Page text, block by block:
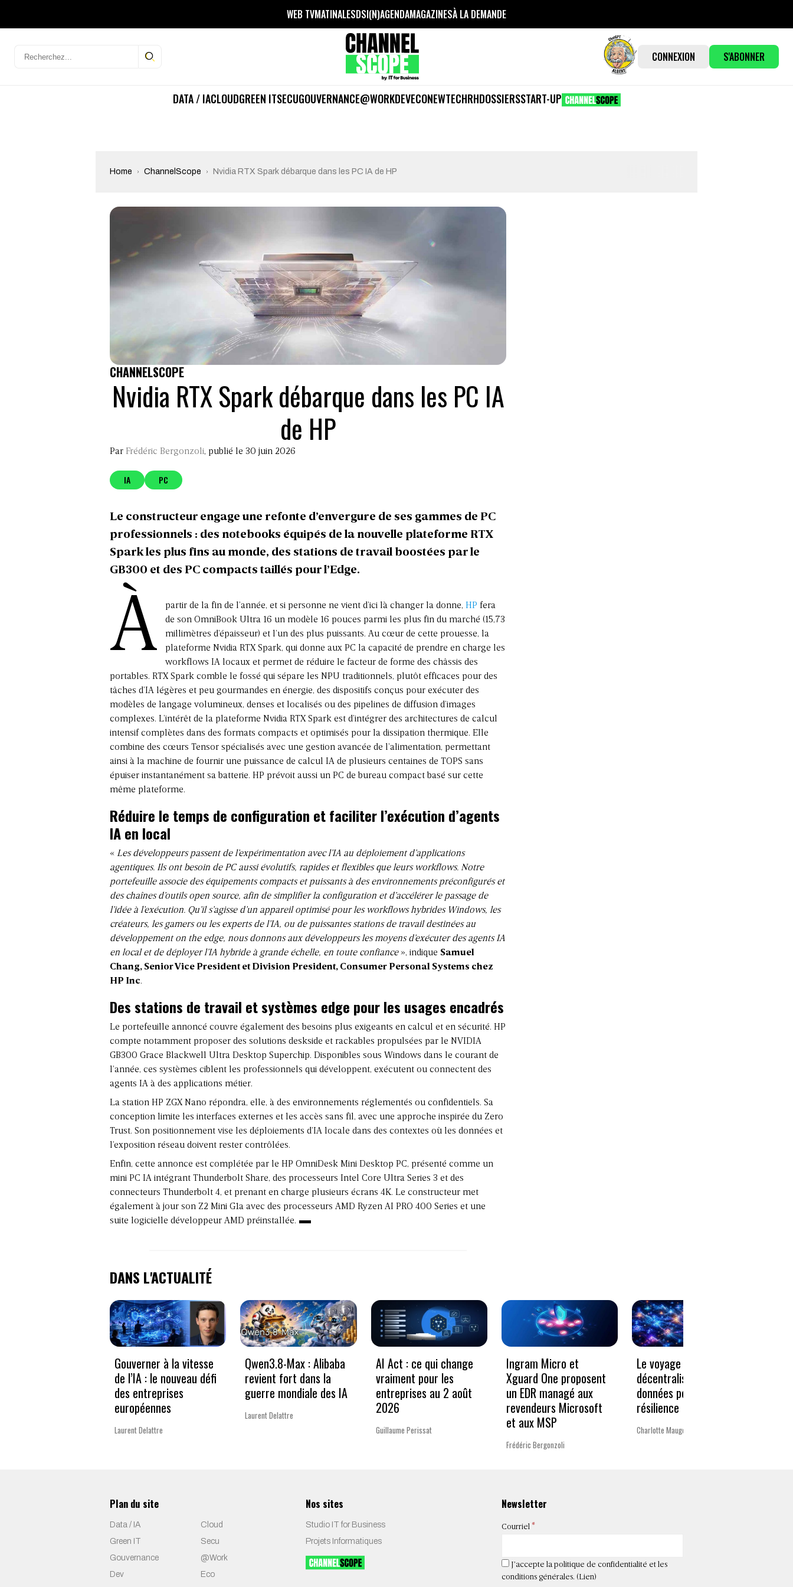
WEB TVMATINALESDSI(N)AGENDAMAGAZINESÀ LA DEMANDE
CONNEXION S'ABONNER
DATA / IACLOUDGREEN ITSECUGOUVERNANCE@WORKDEVECONEWTECHRHDOSSIERSSTART-UP
Home ChannelScope Nvidia RTX Spark débarque dans les PC IA de HP
CHANNELSCOPE
Nvidia RTX Spark débarque dans les PC IA
de HP
Par Frédéric Bergonzoli, publié le 30 juin 2026
IA PC
Le constructeur engage une refonte d’envergure de ses gammes de PC
professionnels : des notebooks équipés de la nouvelle plateforme RTX
Spark les plus fins au monde, des stations de travail boostées par le
GB300 et des PC compacts taillés pour l’Edge.
À partir de la fin de l’année, et si personne ne vient d’ici là changer la donne,HP fera
de son OmniBook Ultra 16 un modèle 16 pouces parmi les plus fin du marché (15,73
millimètres d’épaisseur) et l’un des plus puissants. Au cœur de cette prouesse, la
plateforme Nvidia RTX Spark, qui donne aux PC la capacité de prendre en charge les
workflows IA locaux et permet de réduire le facteur de forme des châssis des
portables. RTX Spark comble le fossé qui sépare les NPU traditionnels, plutôt efficaces pour des
tâches d’IA légères et peu gourmandes en énergie, des dispositifs conçus pour exécuter des
modèles de langage volumineux, denses et localisés ou des pipelines de diffusion d’images
complexes. L’intérêt de la plateforme Nvidia RTX Spark est d’intégrer des architectures de calcul
intensif complètes dans des formats compacts et optimisés pour la dissipation thermique. Elle
combine des cœurs Tensor spécialisés avec une gestion avancée de l’alimentation, permettant
ainsi à la machine de fournir une puissance de calcul IA de plusieurs centaines de TOPS sans
épuiser instantanément sa batterie. HP prévoit aussi un PC de bureau compact basé sur cette
même plateforme.
Réduire le temps de configuration et faciliter l’exécution d’agents
IA en local
« Les développeurs passent de l’expérimentation avec l’IA au déploiement d’applications
agentiques. Ils ont besoin de PC aussi évolutifs, rapides et flexibles que leurs workflows. Notre
portefeuille associe des équipements compacts et puissants à des environnements préconfigurés et
des chaînes d’outils open source, afin de simplifier la configuration et d’accélérer le passage de
l’idée à l’exécution. Qu’il s’agisse d’un appareil optimisé pour les workflows hybrides Windows, les
créateurs, les gamers ou les experts de l’IA, ou de puissantes stations de travail destinées au
développement on the edge, nous donnons aux développeurs les moyens d’exécuter des agents IA
en local et de déployer l’IA hybride à grande échelle, en toute confiance», indique Samuel
Chang, Senior Vice President et Division President, Consumer Personal Systems chez
HP Inc.
Des stations de travail et systèmes edge pour les usages encadrés
Le portefeuille annoncé couvre également des besoins plus exigeants en calcul et en sécurité. HP
compte notamment proposer des solutions deskside et rackables propulsées par le NVIDIA
GB300 Grace Blackwell Ultra Desktop Superchip. Disponibles sous Windows dans le courant de
l’année, ces systèmes ciblent les professionnels qui développent, exécutent ou connectent des
agents IA à des applications métier.
La station HP ZGX Nano répondra, elle, à des environnements réglementés ou confidentiels. Sa
conception limite les interfaces externes et les accès sans fil, avec une approche inspirée du Zero
Trust. Son positionnement vise les déploiements d’IA locale dans des contextes où les données et
l’exposition réseau doivent rester contrôlées.
Enfin, cette annonce est complétée par le HP OmniDesk Mini Desktop PC, présenté comme un
mini PC IA intégrant Thunderbolt Share, des processeurs Intel Core Ultra Series 3 et des
connecteurs Thunderbolt 4, et prenant en charge plusieurs écrans 4K. Le constructeur met
également à jour son Z2 Mini G1a avec des processeurs AMD Ryzen AI PRO 400 Series et une
suite logicielle développeur AMD préinstallée.
DANS L'ACTUALITÉ
Gouverner à la vitesse
de l’IA : le nouveau défi
des entreprises
européennes
Laurent Delattre
Qwen3.8-Max : Alibaba
revient fort dans la
guerre mondiale des IA
Laurent Delattre
AI Act : ce qui change
vraiment pour les
entreprises au 2 août
2026
Guillaume Perissat
Ingram Micro et
Xguard One proposent
un EDR managé aux
revendeurs Microsoft
et aux MSP
Frédéric Bergonzoli
Le voyage vers la
décentralisation des
données pour plus de
résilience
Charlotte Mauger
Plan du site
Data / IA
Cloud
Green IT
Secu
Gouvernance
@Work
Dev
Eco
Nos sites
Studio IT for Business
Projets Informatiques
Newsletter
Courriel *
J’accepte la politique de confidentialité et les
conditions générales. (Lien)